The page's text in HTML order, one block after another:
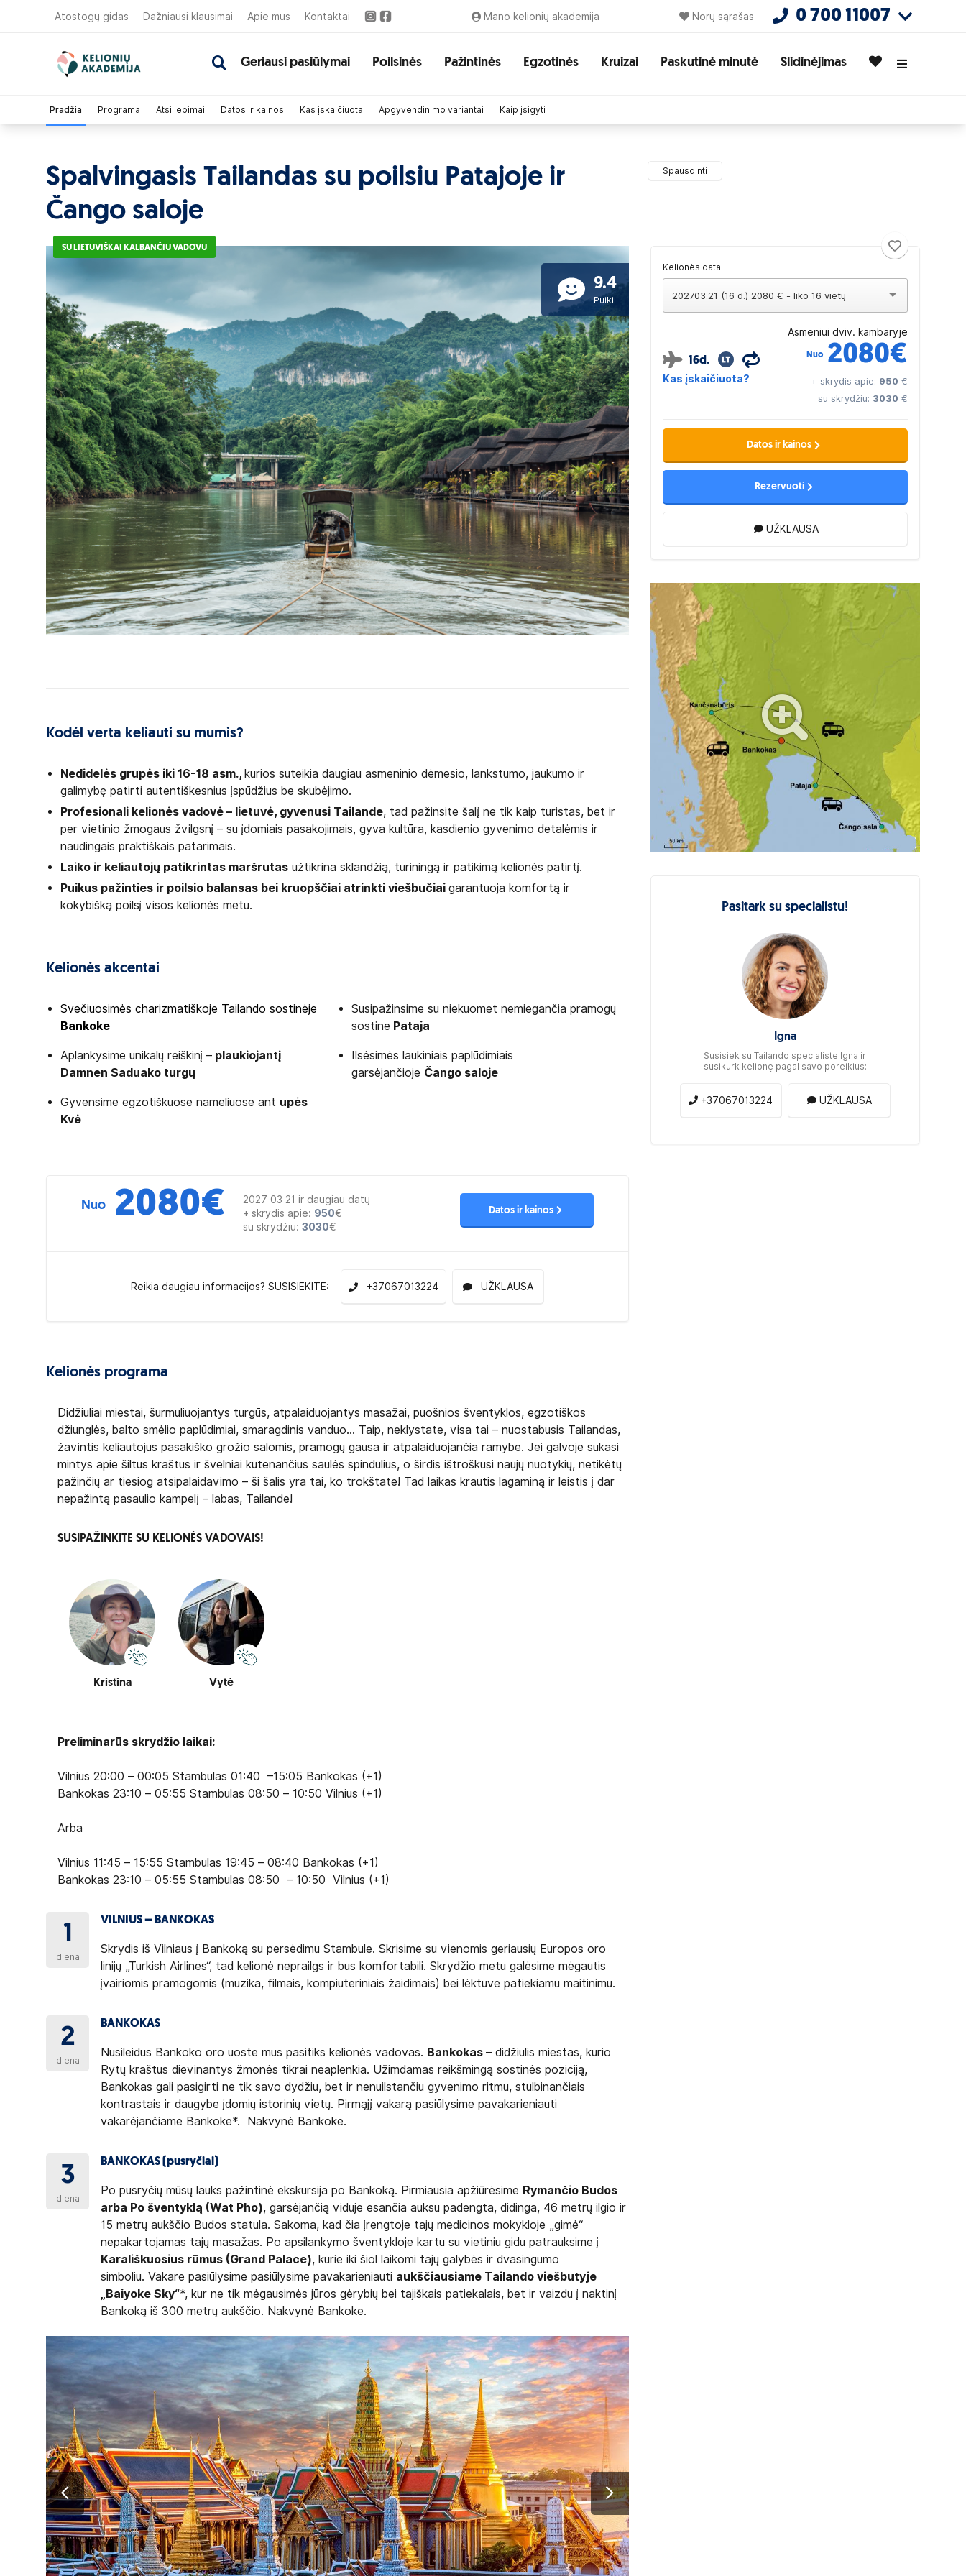
Atostogų gidas Dažniausi klausimai Apie mus Kontaktai Mano kelionių akademija Norų sąrašas 0 700 11007
Geriausi pasiūlymai Poilsinės Pažintinės Egzotinės Kruizai Paskutinė minutė Slidinėjimas
Spalvingasis Tailandas su poilsiu Patajoje ir
Čango saloje
Spausdinti
Pradžia Programa Atsiliepimai Datos ir kainos Kas įskaičiuota Apgyvendinimo variantai Kaip įsigyti
SU LIETUVIŠKAI KALBANČIU VADOVU
9.4
Puiki
Kodėl verta keliauti su mumis?
Nedidelės grupės iki 16-18 asm., kurios suteikia daugiau asmeninio dėmesio, lankstumo, jaukumo ir
galimybę patirti autentiškesnius įspūdžius be skubėjimo.
Profesionali kelionės vadovė – lietuvė, gyvenusi Tailande, tad pažinsite šalį ne tik kaip turistas, bet ir
per vietinio žmogaus žvilgsnį – su įdomiais pasakojimais, gyva kultūra, kasdienio gyvenimo detalėmis ir
naudingais praktiškais patarimais.
Laiko ir keliautojų patikrintas maršrutas užtikrina sklandžią, turiningą ir patikimą kelionės patirtį.
Puikus pažinties ir poilsio balansas bei kruopščiai atrinkti viešbučiai garantuoja komfortą ir
kokybišką poilsį visos kelionės metu.
Kelionės akcentai
Svečiuosimės charizmatiškoje Tailando sostinėje
Bankoke
Aplankysime unikalų reiškinį – plaukiojantį
Damnen Saduako turgų
Gyvensime egzotiškuose nameliuose ant upės
Kvė
Susipažinsime su niekuomet nemiegančia pramogų
sostine Pataja
Ilsėsimės laukiniais paplūdimiais
garsėjančioje Čango saloje
Nuo 2080€
2027 03 21 ir daugiau datų
+ skrydis apie: 950€
su skrydžiu: 3030€
Datos ir kainos
Reikia daugiau informacijos? SUSISIEKITE: +37067013224 UŽKLAUSA
Kelionės programa
Didžiuliai miestai, šurmuliuojantys turgūs, atpalaiduojantys masažai, puošnios šventyklos, egzotiškos
džiunglės, balto smėlio paplūdimiai, smaragdinis vanduo... Taip, neklystate, visa tai – nuostabusis Tailandas,
žavintis keliautojus pasakiško grožio salomis, pramogų gausa ir atpalaiduojančia ramybe. Jei galvoje sukasi
mintys apie šiltus kraštus ir švelniai kutenančius saulės spindulius, o širdis ištroškusi naujų nuotykių, netikėtų
pažinčių ar tiesiog atsipalaidavimo – ši šalis yra tai, ko trokštate! Tad laikas krautis lagaminą ir leistis į dar
nepažintą pasaulio kampelį – labas, Tailande!
SUSIPAŽINKITE SU KELIONĖS VADOVAIS!
Kristina Vytė
Preliminarūs skrydžio laikai:
Vilnius 20:00 – 00:05 Stambulas 01:40 –15:05 Bankokas (+1)
Bankokas 23:10 – 05:55 Stambulas 08:50 – 10:50 Vilnius (+1)
Arba
Vilnius 11:45 – 15:55 Stambulas 19:45 – 08:40 Bankokas (+1)
Bankokas 23:10 – 05:55 Stambulas 08:50 – 10:50 Vilnius (+1)
1
diena
VILNIUS – BANKOKAS
Skrydis iš Vilniaus į Bankoką su persėdimu Stambule. Skrisime su vienomis geriausių Europos oro
linijų „Turkish Airlines“, tad kelionė neprailgs ir bus komfortabili. Skrydžio metu galėsime mėgautis
įvairiomis pramogomis (muzika, filmais, kompiuteriniais žaidimais) bei lėktuve patiekiamu maitinimu.
2
diena
BANKOKAS
Nusileidus Bankoko oro uoste mus pasitiks kelionės vadovas. Bankokas– didžiulis miestas, kurio
Rytų kraštus dievinantys žmonės tikrai neaplenkia. Užimdamas reikšmingą sostinės poziciją,
Bankokas gali pasigirti ne tik savo dydžiu, bet ir nenuilstančiu gyvenimo ritmu, stulbinančiais
kontrastais ir daugybe įdomių istorinių vietų. Pirmąjį vakarą pasiūlysime pavakarieniauti
vakarėjančiame Bankoke*. Nakvynė Bankoke.
3
diena
BANKOKAS (pusryčiai)
Po pusryčių mūsų lauks pažintinė ekskursija po Bankoką. Pirmiausia apžiūrėsime Rymančio Budos
arba Po šventyklą (Wat Pho), garsėjančią viduje esančia auksu padengta, didinga, 46 metrų ilgio ir
15 metrų aukščio Budos statula. Sakoma, kad čia įrengtoje tajų medicinos mokykloje „gimė“
nepakartojamas tajų masažas. Po apsilankymo šventykloje kartu su vietiniu gidu patrauksime į
Karališkuosius rūmus (Grand Palace), kurie iki šiol laikomi tajų galybės ir dvasingumo
simboliu. Vakare pasiūlysime pasiūlysime pavakarieniauti aukščiausiame Tailando viešbutyje
„Baiyoke Sky“*, kur ne tik mėgausimės jūros gėrybių bei tajiškais patiekalais, bet ir vaizdu į naktinį
Bankoką iš 300 metrų aukščio. Nakvynė Bankoke.
Kelionės data
2027.03.21 (16 d.) 2080 € - liko 16 vietų
Asmeniui dviv. kambaryje
16d.
Nuo 2080€
Kas įskaičiuota? + skrydis apie: 950 €
su skrydžiu: 3030 €
Datos ir kainos
Rezervuoti
UŽKLAUSA
Pasitark su specialistu!
Igna
Susisiek su Tailando specialiste Igna ir
susikurk kelionę pagal savo poreikius:
+37067013224 UŽKLAUSA